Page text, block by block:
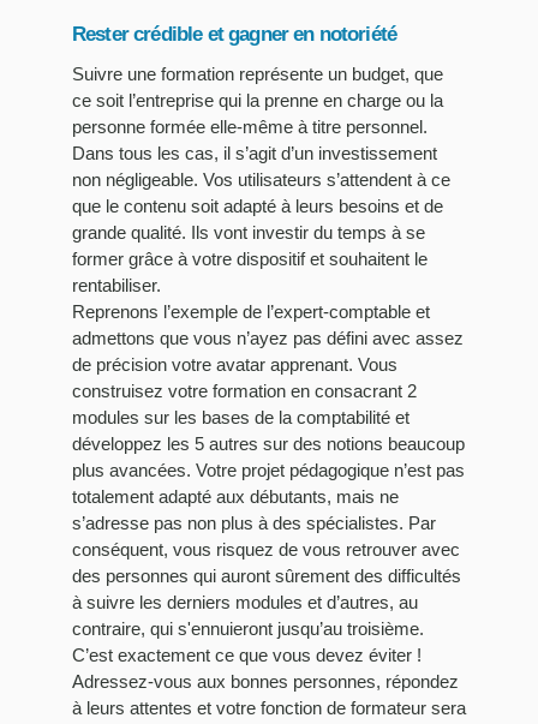
Rester crédible et gagner en notoriété
Suivre une formation représente un budget, que
ce soit l’entreprise qui la prenne en charge ou la
personne formée elle-même à titre personnel.
Dans tous les cas, il s’agit d’un investissement
non négligeable. Vos utilisateurs s’attendent à ce
que le contenu soit adapté à leurs besoins et de
grande qualité. Ils vont investir du temps à se
former grâce à votre dispositif et souhaitent le
rentabiliser.
Reprenons l’exemple de l’expert-comptable et
admettons que vous n’ayez pas défini avec assez
de précision votre avatar apprenant. Vous
construisez votre formation en consacrant 2
modules sur les bases de la comptabilité et
développez les 5 autres sur des notions beaucoup
plus avancées. Votre projet pédagogique n’est pas
totalement adapté aux débutants, mais ne
s’adresse pas non plus à des spécialistes. Par
conséquent, vous risquez de vous retrouver avec
des personnes qui auront sûrement des difficultés
à suivre les derniers modules et d’autres, au
contraire, qui s'ennuieront jusqu’au troisième.
C’est exactement ce que vous devez éviter !
Adressez-vous aux bonnes personnes, répondez
à leurs attentes et votre fonction de formateur sera